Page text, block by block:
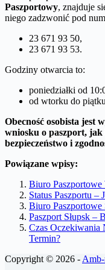
Paszportowy, znajduje
niego zadzwonić pod
23 671 93 50,
23 671 93 53.
Godziny otwarcia to:
poniedziałki od
od wtorku do
Obecność osobista jest
wniosku o paszport,
bezpieczeństwo i
Powiązane wpisy:
Biuro Paszportowe
Status Paszportu –
Biuro Paszportowe
Paszport Słupsk –
Czas Oczekiwania
Termin?
Copyright © 2026 -